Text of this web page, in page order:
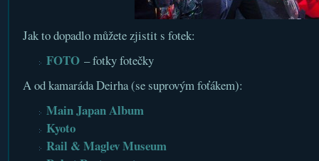
Jak to dopadlo můžete zjistit s fotek:
FOTO– fotky fotečky
A od kamaráda Deirha (se suprovým foťákem):
Main Japan Album
Kyoto
Rail & Maglev Museum